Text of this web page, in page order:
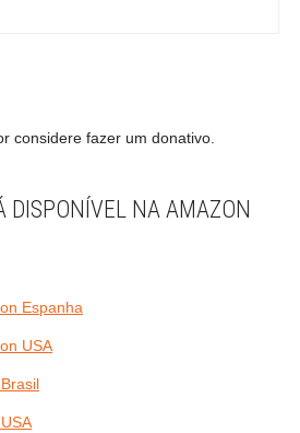
considere fazer um donativo.
DISPONÍVEL NA AMAZON
Espanha
USA